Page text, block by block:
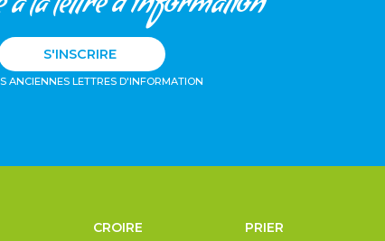
S'INSCRIRE
ANCIENNES LETTRES D'INFORMATION
CROIRE
PRIER